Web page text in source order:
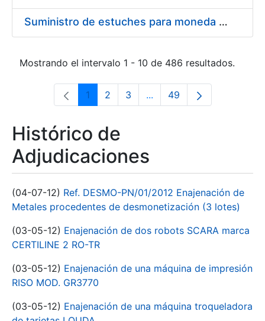
Suministro de estuches para moneda de 30 €
Mostrando el intervalo 1 - 10 de 486 resultados.
Página
1 Página
2 Página
3 ...Páginas intermedias Use
Página
49
Histórico de
Adjudicaciones
(04-07-12) Ref. DESMO-PN/01/2012 Enajenación de
Metales procedentes de desmonetización (3 lotes)
(03-05-12) Enajenación de dos robots SCARA marca
CERTILINE 2 RO-TR
(03-05-12) Enajenación de una máquina de impresión
RISO MOD. GR3770
(03-05-12) Enajenación de una máquina troqueladora